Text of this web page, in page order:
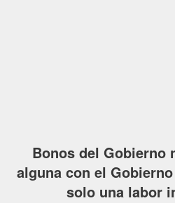
Bonos del Gobierno
alguna con el
solo una labor